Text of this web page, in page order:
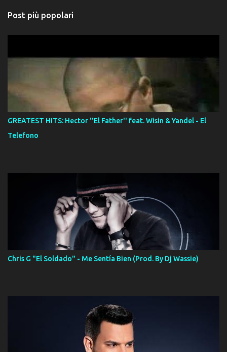
Post più popolari
GREATEST HITS: Hector ''El Father'' feat. Wisin & Yandel - El
Telefono
Chris G "El Soldado" - Me Sentía Bien (Prod. By Dj Wassie)